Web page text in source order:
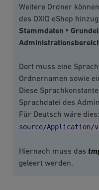
Weitere Ordner
des OXID eShop
Stammdaten ‣
Dort muss eine
Ordnernamen sowie
Diese
Sprachdatei des
Für Deutsch wäre dies:
source/Application/
Hiernach muss das
geleert werden.